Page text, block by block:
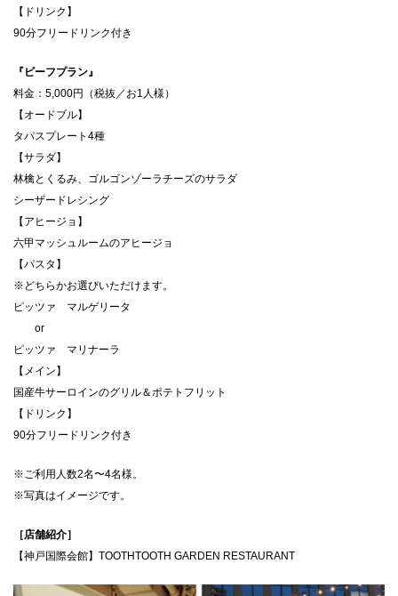
【ドリンク】
90分フリードリンク付き
『ビーフプラン』
料⾦：5,000円（税抜／お1⼈様）
【オードブル】
タパスプレート4種
【サラダ】
林檎とくるみ、ゴルゴンゾーラチーズのサラダ
シーザードレシング
【アヒージョ】
六甲マッシュルームのアヒージョ
【パスタ】
※どちらかお選びいただけます。
ピッツァ マルゲリータ
or
ピッツァ マリナーラ
【メイン】
国産牛サーロインのグリル＆ポテトフリット
【ドリンク】
90分フリードリンク付き
※ご利用人数2名〜4名様。
※写真はイメージです。
［店舗紹介］
【神戸国際会館】TOOTHTOOTH GARDEN RESTAURANT